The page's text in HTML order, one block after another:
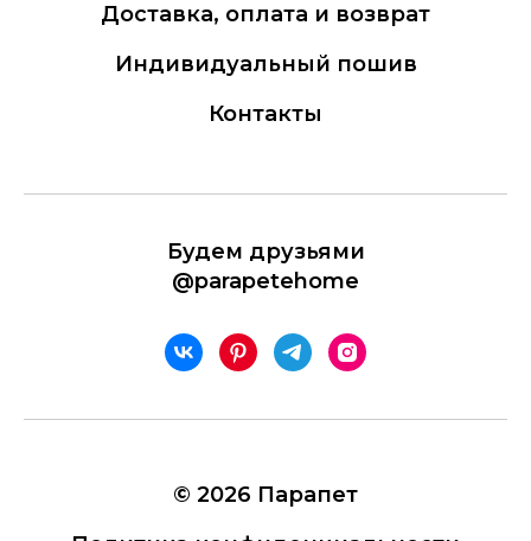
Доставка, оплата и возврат
Индивидуальный пошив
Контакты
Будем друзьями
@parapetehome
© 2026 Парапет